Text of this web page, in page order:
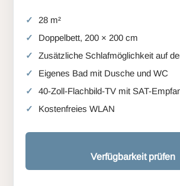
28 m²
Doppelbett, 200 × 200 cm
Zusätzliche Schlafmöglichkeit auf
Eigenes Bad mit Dusche und WC
40-Zoll-Flachbild-TV mit SAT-
Kostenfreies WLAN
Verfügbarkeit prüfen